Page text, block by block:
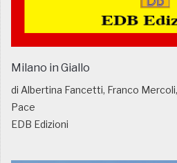
Milano in Giallo
di Albertina Fancetti, Franco
Pace
EDB Edizioni